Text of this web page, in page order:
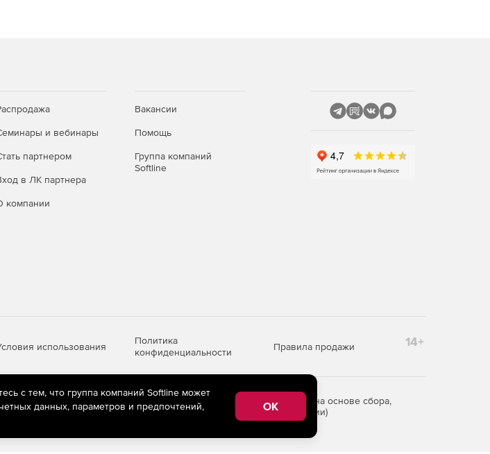
и вебинары
партнером
в ЛК партнера
компании
Вакансии
Помощь
Группа компаний
Softline
использования
Политика
конфиденциальности
Правила продажи 14+
(информационные технологии предоставления информации на основе сбора,
«Интернет», находящихся на территории Российской Федерации)
с тем, что группа компаний Softline может
данных, параметров и предпочтений,
OK